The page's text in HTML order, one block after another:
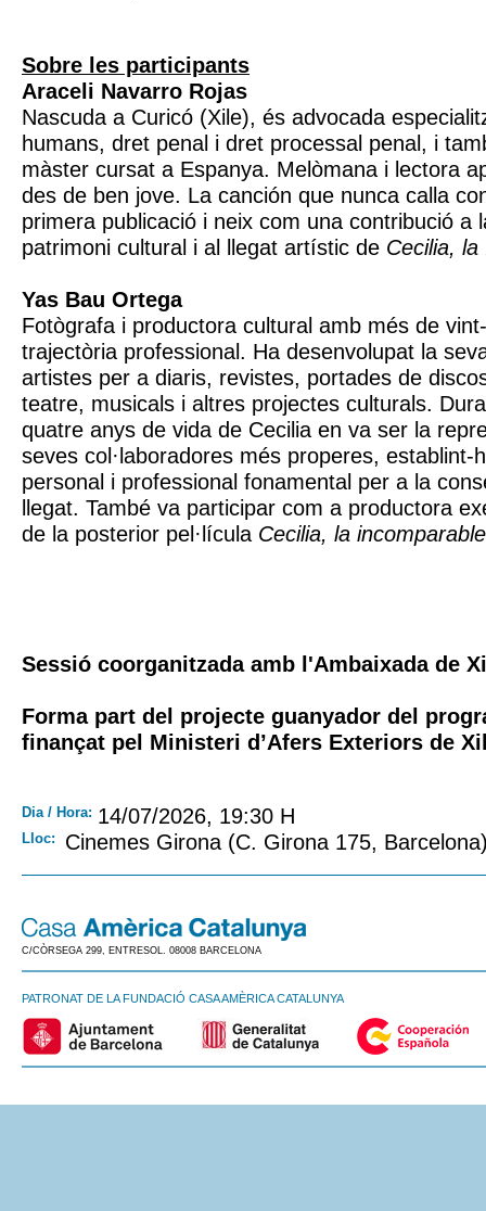
Sobre les participants
Araceli Navarro Rojas
Nascuda a Curicó (Xile), és advocada
humans, dret penal i dret processal penal, i
màster cursat a Espanya. Melòmana i lectora
des de ben jove. La canción que nunca calla
primera publicació i neix com una contribució a
patrimoni cultural i al llegat artístic de Cecilia,
Yas Bau Ortega
Fotògrafa i productora cultural amb més de
trajectòria professional. Ha desenvolupat la
artistes per a diaris, revistes, portades de
teatre, musicals i altres projectes culturals.
quatre anys de vida de Cecilia en va ser la
seves col·laboradores més properes, establint-
personal i professional fonamental per a la
llegat. També va participar com a productora
de la posterior pel·lícula Cecilia, la incomparable
Sessió coorganitzada amb l'Ambaixada de
Forma part del projecte guanyador del
finançat pel Ministeri d’Afers Exteriors de
Dia / Hora: 14/07/2026, 19:30 H
Lloc: Cinemes Girona (C. Girona 175,
C/CÒRSEGA 299, ENTRESOL. 08008 BARCELONA
PATRONAT DE LA FUNDACIÓ CASA AMÈRICA CATALUNYA